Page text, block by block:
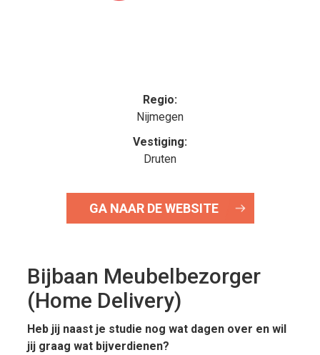
Regio:
Nijmegen
Vestiging:
Druten
GA NAAR DE WEBSITE
Bijbaan Meubelbezorger
(Home Delivery)
Heb jij naast je studie nog wat dagen over en wil
jij graag wat bijverdienen?